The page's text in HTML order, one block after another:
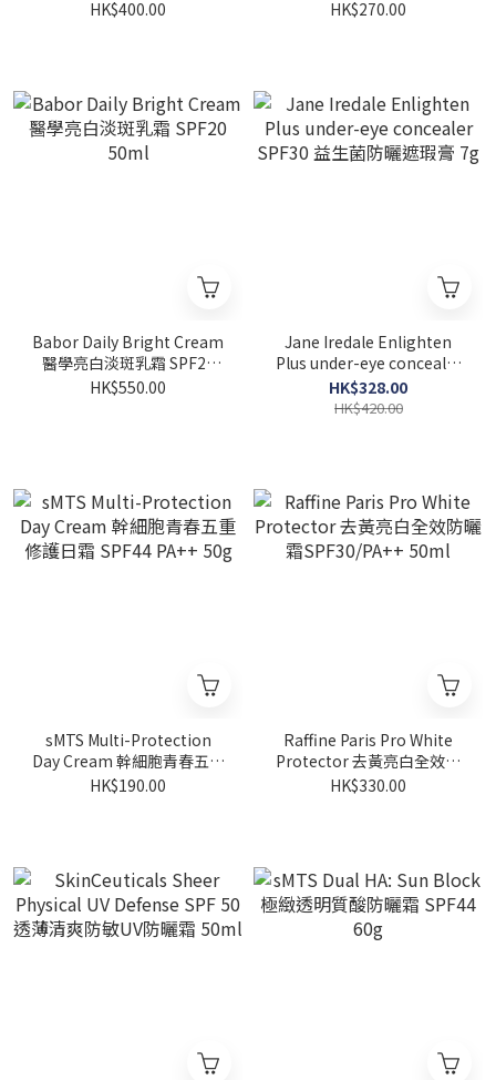
霜SPF50+ 50ml
HK$400.00 SPF30 50ml
HK$270.00
Babor Daily Bright Cream
醫學亮白淡斑乳霜 SPF20
50ml
HK$550.00
Jane Iredale Enlighten
Plus under-eye concealer
SPF30 益生菌防曬遮瑕膏 7g
HK$328.00
HK$420.00
sMTS Multi-Protection
Day Cream 幹細胞青春五重
修護日霜 SPF44 PA++ 50g
HK$190.00
Raffine Paris Pro White
Protector 去黃亮白全效防
曬霜SPF30/PA++ 50ml
HK$330.00